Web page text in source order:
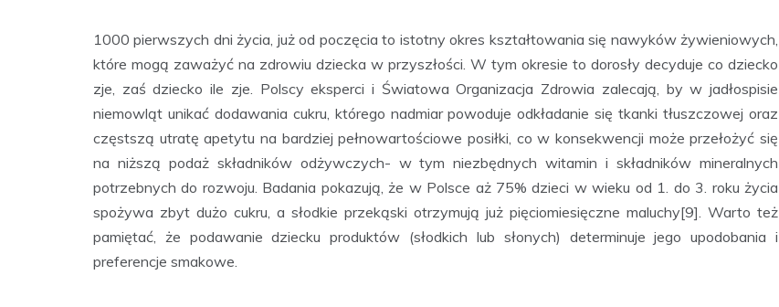
1000 pierwszych dni życia, już od poczęcia to istotny okres kształtowania się nawyków żywieniowych,
które mogą zaważyć na zdrowiu dziecka w przyszłości. W tym okresie to dorosły decyduje co dziecko
zje, zaś dziecko ile zje. Polscy eksperci i Światowa Organizacja Zdrowia zalecają, by w jadłospisie
niemowląt unikać dodawania cukru, którego nadmiar powoduje odkładanie się tkanki tłuszczowej oraz
częstszą utratę apetytu na bardziej pełnowartościowe posiłki, co w konsekwencji może przełożyć się
na niższą podaż składników odżywczych- w tym niezbędnych witamin i składników mineralnych
potrzebnych do rozwoju. Badania pokazują, że w Polsce aż 75% dzieci w wieku od 1. do 3. roku życia
spożywa zbyt dużo cukru, a słodkie przekąski otrzymują już pięciomiesięczne maluchy[9]. Warto też
pamiętać, że podawanie dziecku produktów (słodkich lub słonych) determinuje jego upodobania i
preferencje smakowe.